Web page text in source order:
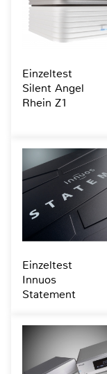
Einzeltest
Silent Angel
Rhein Z1
Einzeltest
Innuos
Statement